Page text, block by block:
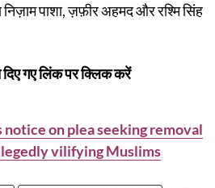
पाशा, ज़फ़ीर अहमद और रश्मि सिंह
गए लिंक पर क्लिक करें
notice on plea seeking removal
vilifying Muslims